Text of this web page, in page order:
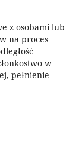
z osobami lub
na proces
w
pełnienie